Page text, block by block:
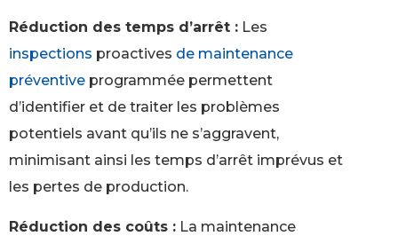
Réduction des temps d’arrêt : Les
inspections proactives de maintenance
préventive programmée permettent
d’identifier et de traiter les problèmes
potentiels avant qu’ils ne s’aggravent,
minimisant ainsi les temps d’arrêt imprévus et
les pertes de production.
Réduction des coûts : La maintenance